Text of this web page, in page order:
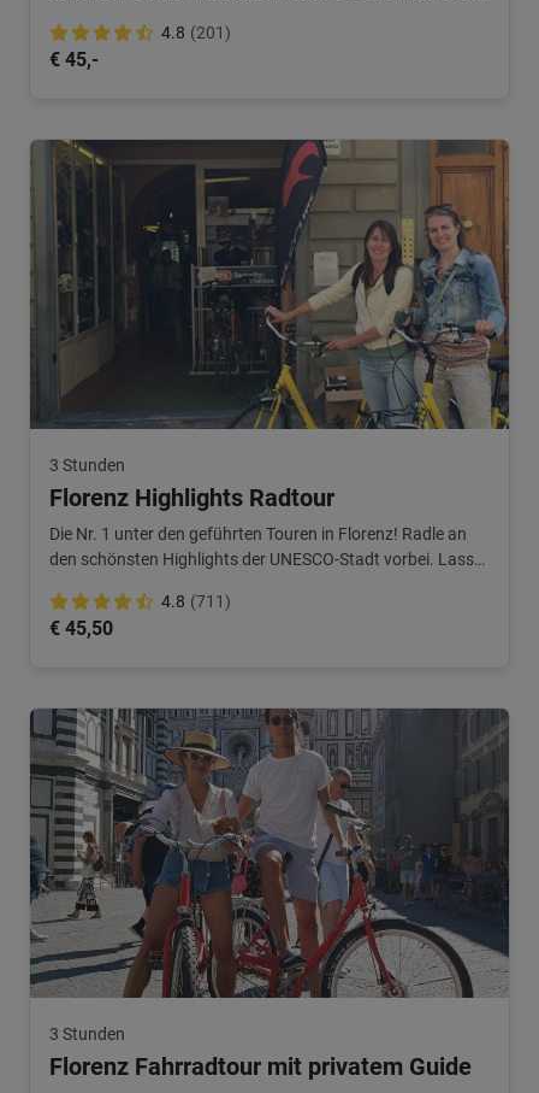
4.8 (201)
€ 45,-
3 Stunden
Florenz Highlights Radtour
Die Nr. 1 unter den geführten Touren in Florenz! Radle an
den schönsten Highlights der UNESCO-Stadt vorbei. Lass
4.8 (711)
€ 45,50
3 Stunden
Florenz Fahrradtour mit privatem Guide